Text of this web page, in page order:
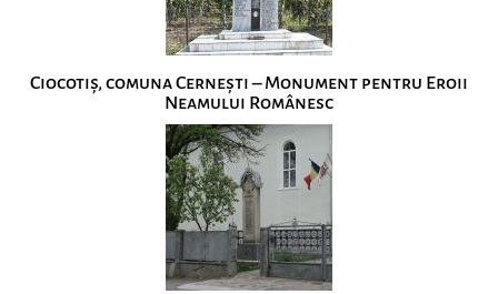
Ciocotiș, comuna Cernești – Monument pentru Eroii
Neamului Românesc